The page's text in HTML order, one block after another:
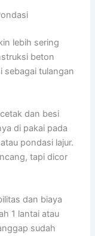
lebih sering
beton
sebagai tulangan
dan besi
di pakai pada
pondasi lajur.
tapi dicor
dan biaya
1 lantai atau
sudah